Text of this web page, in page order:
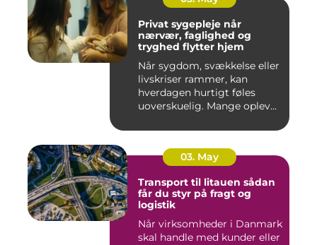
Privat sygepleje når
nærvær, faglighed og
tryghed flytter hjem
Når sygdom, svækkelse eller
livskriser rammer, kan
hverdagen hurtigt føles
uoverskuelig. Mange oplev...
03. May
Transport til litauen sådan
får du styr på fragt og
logistik
Når virksomheder i Danmark
skal handle med kunder eller